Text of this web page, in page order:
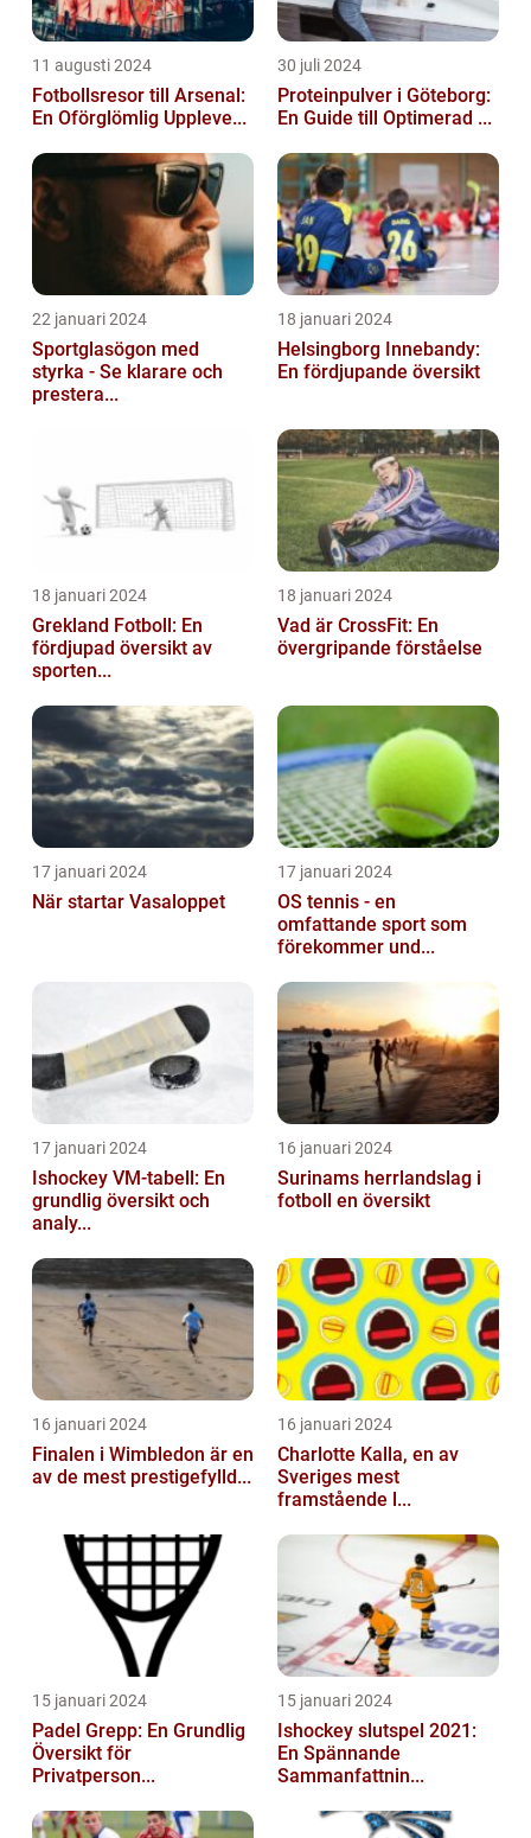
11 augusti 2024
Fotbollsresor till Arsenal:
En Oförglömlig Uppleve...
30 juli 2024
Proteinpulver i Göteborg:
En Guide till Optimerad ...
22 januari 2024
Sportglasögon med
styrka - Se klarare och
prestera...
18 januari 2024
Helsingborg Innebandy:
En fördjupande översikt
18 januari 2024
Grekland Fotboll: En
fördjupad översikt av
sporten...
18 januari 2024
Vad är CrossFit: En
övergripande förståelse
17 januari 2024
När startar Vasaloppet
17 januari 2024
OS tennis - en
omfattande sport som
förekommer und...
17 januari 2024
Ishockey VM-tabell: En
grundlig översikt och
analy...
16 januari 2024
Surinams herrlandslag i
fotboll en översikt
16 januari 2024
Finalen i Wimbledon är en
av de mest prestigefylld...
16 januari 2024
Charlotte Kalla, en av
Sveriges mest
framstående l...
15 januari 2024
Padel Grepp: En Grundlig
Översikt för
Privatperson...
15 januari 2024
Ishockey slutspel 2021:
En Spännande
Sammanfattnin...